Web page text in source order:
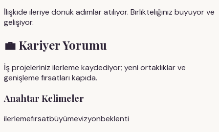
İlişkide ileriye dönük adımlar atılıyor. Birlikteliğiniz büyüyor ve
gelişiyor.
💼 Kariyer Yorumu
İş projeleriniz ilerleme kaydediyor; yeni ortaklıklar ve
genişleme fırsatları kapıda.
Anahtar Kelimeler
ilerlemefırsatbüyümevizyonbeklenti